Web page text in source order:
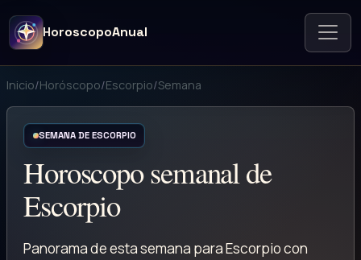
HoroscopoAnual
Inicio/Horóscopo/Escorpio/Semana
SEMANA DE ESCORPIO
Horoscopo semanal de
Escorpio
Panorama de esta semana para Escorpio con